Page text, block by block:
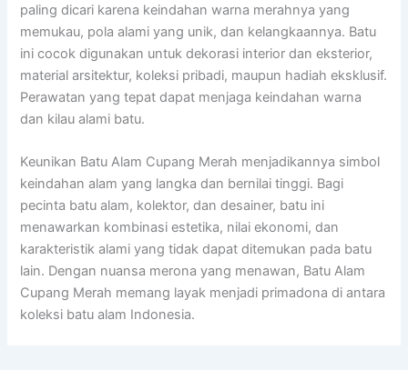
paling dicari karena keindahan warna merahnya yang
memukau, pola alami yang unik, dan kelangkaannya. Batu
ini cocok digunakan untuk dekorasi interior dan eksterior,
material arsitektur, koleksi pribadi, maupun hadiah eksklusif.
Perawatan yang tepat dapat menjaga keindahan warna
dan kilau alami batu.
Keunikan Batu Alam Cupang Merah menjadikannya simbol
keindahan alam yang langka dan bernilai tinggi. Bagi
pecinta batu alam, kolektor, dan desainer, batu ini
menawarkan kombinasi estetika, nilai ekonomi, dan
karakteristik alami yang tidak dapat ditemukan pada batu
lain. Dengan nuansa merona yang menawan, Batu Alam
Cupang Merah memang layak menjadi primadona di antara
koleksi batu alam Indonesia.